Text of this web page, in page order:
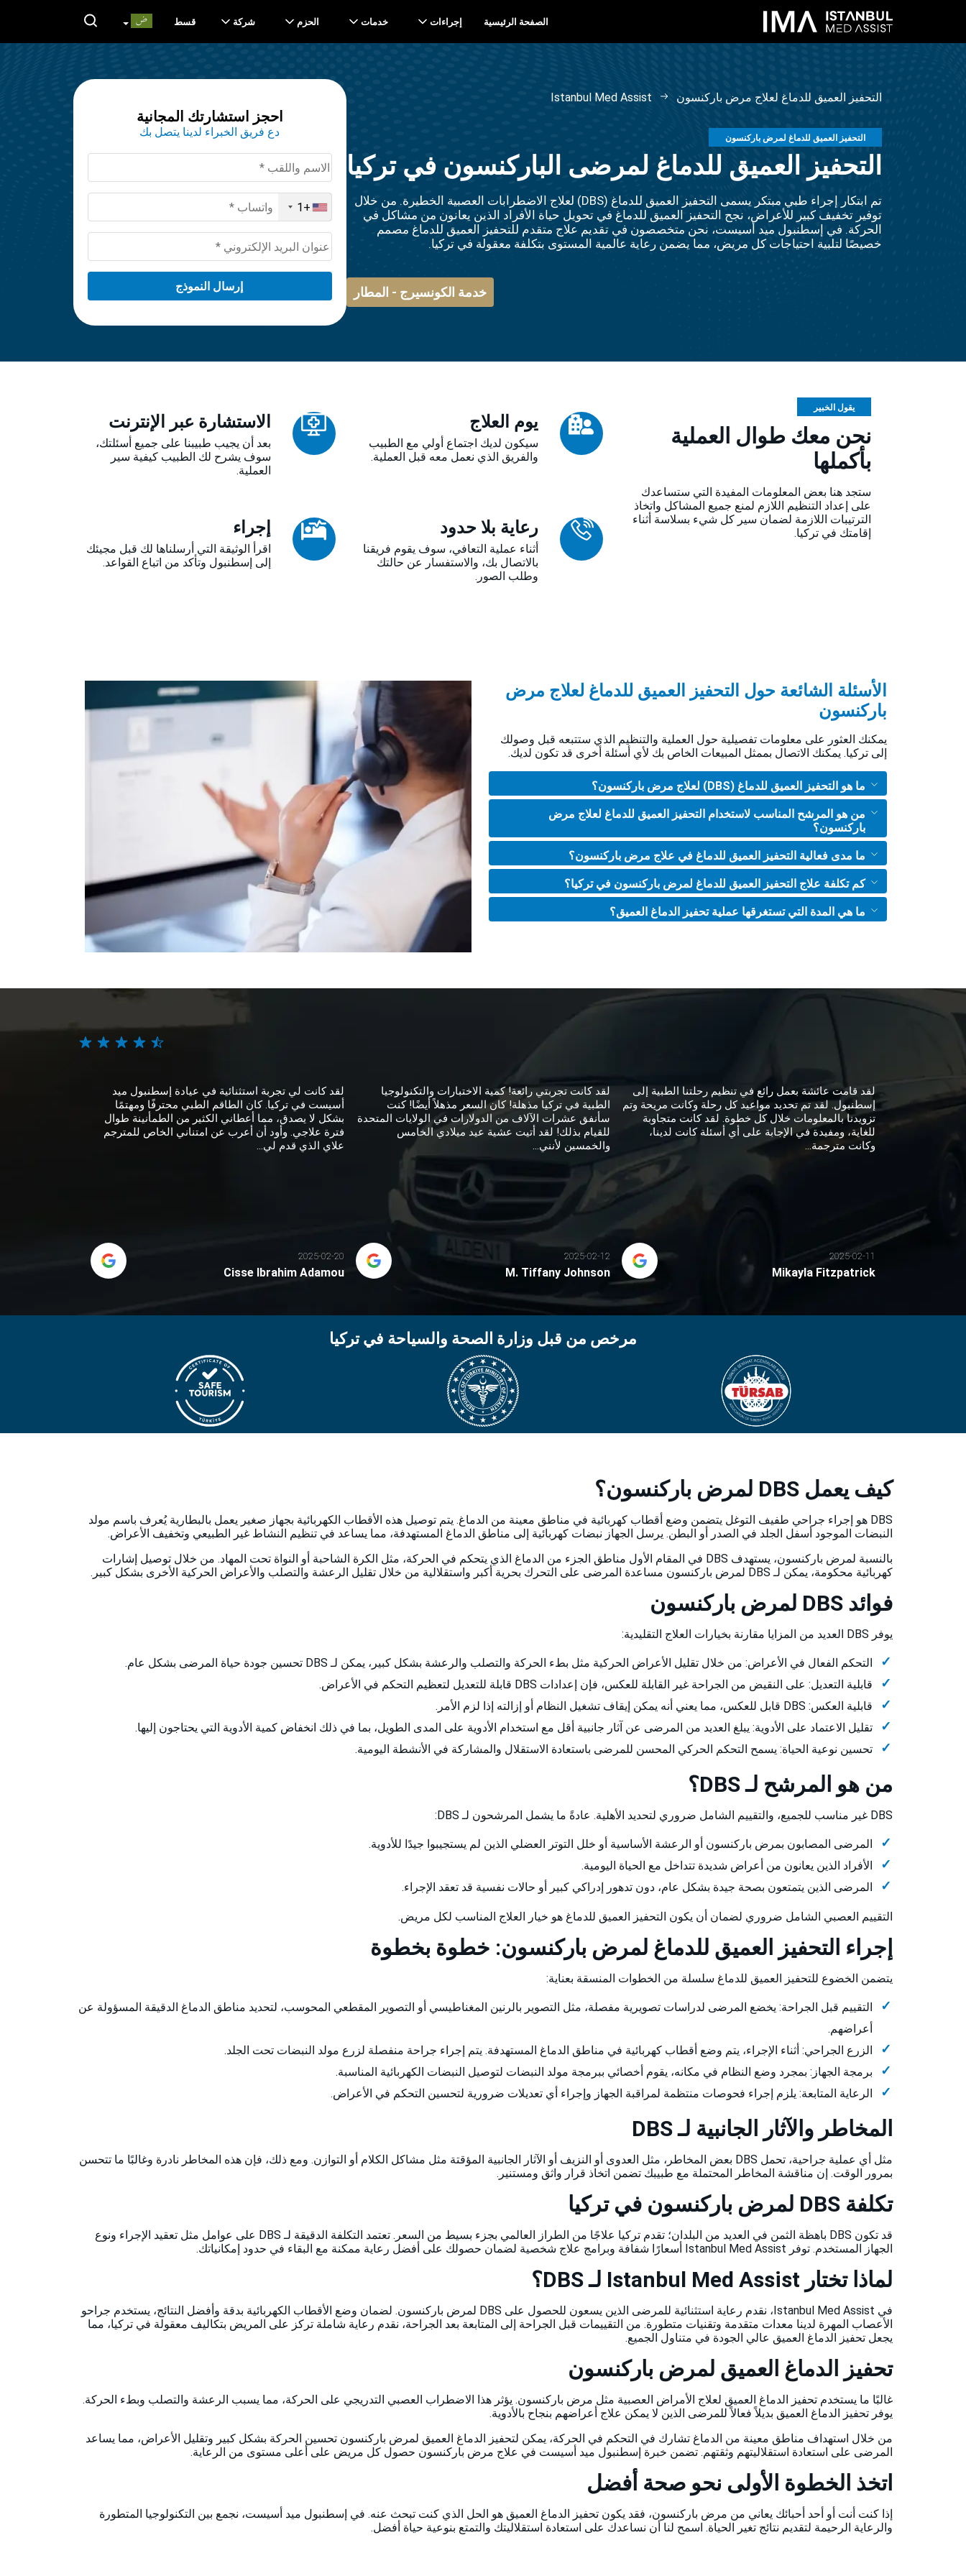
الصفحة الرئيسية إجراءات خدمات الحزم شركة قسط
Istanbul Med Assist التحفيز العميق للدماغ لعلاج مرض باركنسون
التحفيز العميق للدماغ لمرض باركنسون
التحفيز العميق للدماغ لمرضى الباركنسون في تركيا
تم ابتكار إجراء طبي مبتكر يسمى التحفيز العميق للدماغ (DBS) لعلاج الاضطرابات العصبية الخطيرة. من خلال
توفير تخفيف كبير للأعراض، نجح التحفيز العميق للدماغ في تحويل حياة الأفراد الذين يعانون من مشاكل في
الحركة. في إسطنبول ميد أسيست، نحن متخصصون في تقديم علاج متقدم للتحفيز العميق للدماغ مصمم
خصيصًا لتلبية احتياجات كل مريض، مما يضمن رعاية عالمية المستوى بتكلفة معقولة في تركيا.
خدمة الكونسيرج - المطار
احجز استشارتك المجانية
دع فريق الخبراء لدينا يتصل بك
United
States
+1
+1
يقول الخبير
نحن معك طوال العملية
بأكملها
ستجد هنا بعض المعلومات المفيدة التي ستساعدك
على إعداد التنظيم اللازم لمنع جميع المشاكل واتخاذ
الترتيبات اللازمة لضمان سير كل شيء بسلاسة أثناء
إقامتك في تركيا.
الاستشارة عبر الإنترنت
بعد أن يجيب طبيبنا على جميع أسئلتك،
سوف يشرح لك الطبيب كيفية سير
العملية.
يوم العلاج
سيكون لديك اجتماع أولي مع الطبيب
والفريق الذي نعمل معه قبل العملية.
إجراء
اقرأ الوثيقة التي أرسلناها لك قبل مجيئك
إلى إسطنبول وتأكد من اتباع القواعد.
رعاية بلا حدود
أثناء عملية التعافي، سوف يقوم فريقنا
بالاتصال بك، والاستفسار عن حالتك
وطلب الصور.
الأسئلة الشائعة حول التحفيز العميق للدماغ لعلاج مرض
باركنسون
يمكنك العثور على معلومات تفصيلية حول العملية والتنظيم الذي ستتبعه قبل وصولك
إلى تركيا. يمكنك الاتصال بممثل المبيعات الخاص بك لأي أسئلة أخرى قد تكون لديك.
ما هو التحفيز العميق للدماغ (DBS) لعلاج مرض باركنسون؟
من هو المرشح المناسب لاستخدام التحفيز العميق للدماغ لعلاج مرض
باركنسون؟
ما مدى فعالية التحفيز العميق للدماغ في علاج مرض باركنسون؟
كم تكلفة علاج التحفيز العميق للدماغ لمرض باركنسون في تركيا؟
ما هي المدة التي تستغرقها عملية تحفيز الدماغ العميق؟
لقد كانت لي تجربة استثنائية في عيادة إسطنبول ميد
أسيست في تركيا. كان الطاقم الطبي محترفًا ومهتمًا
بشكل لا يصدق، مما أعطاني الكثير من الطمأنينة طوال
فترة علاجي. وأود أن أعرب عن امتناني الخاص للمترجم
علاي الذي قدم لي...
2025-02-20
Cisse Ibrahim Adamou
لقد كانت تجربتي رائعة! كمية الاختبارات والتكنولوجيا
الطبية في تركيا مذهلة! كان السعر مذهلاً أيضًا! كنت
سأنفق عشرات الآلاف من الدولارات في الولايات المتحدة
للقيام بذلك! لقد أتيت عشية عيد ميلادي الخامس
والخمسين لأنني...
2025-02-12
M. Tiffany Johnson
لقد قامت عائشة بعمل رائع في تنظيم رحلتنا الطبية إلى
إسطنبول. لقد تم تحديد مواعيد كل رحلة وكانت مريحة وتم
تزويدنا بالمعلومات خلال كل خطوة. لقد كانت متجاوبة
للغاية، ومفيدة في الإجابة على أي أسئلة كانت لدينا،
وكانت مترجمة...
2025-02-11
Mikayla Fitzpatrick
مرخص من قبل وزارة الصحة والسياحة في تركيا
كيف يعمل DBS لمرض باركنسون؟
DBS هو إجراء جراحي طفيف التوغل يتضمن وضع أقطاب كهربائية في مناطق معينة من الدماغ. يتم توصيل هذه الأقطاب الكهربائية بجهاز صغير يعمل بالبطارية يُعرف باسم مولد
النبضات الموجود أسفل الجلد في الصدر أو البطن. يرسل الجهاز نبضات كهربائية إلى مناطق الدماغ المستهدفة، مما يساعد في تنظيم النشاط غير الطبيعي وتخفيف الأعراض.
بالنسبة لمرض باركنسون، يستهدف DBS في المقام الأول مناطق الجزء من الدماغ الذي يتحكم في الحركة، مثل الكرة الشاحبة أو النواة تحت المهاد. من خلال توصيل إشارات
كهربائية محكومة، يمكن لـ DBS لمرض باركنسون مساعدة المرضى على التحرك بحرية أكبر واستقلالية من خلال تقليل الرعشة والتصلب والأعراض الحركية الأخرى بشكل كبير.
فوائد DBS لمرض باركنسون
يوفر DBS العديد من المزايا مقارنة بخيارات العلاج التقليدية:
التحكم الفعال في الأعراض: من خلال تقليل الأعراض الحركية مثل بطء الحركة والتصلب والرعشة بشكل كبير، يمكن لـ DBS تحسين جودة حياة المرضى بشكل عام.
قابلية التعديل: على النقيض من الجراحة غير القابلة للعكس، فإن إعدادات DBS قابلة للتعديل لتعظيم التحكم في الأعراض.
قابلية العكس: DBS قابل للعكس، مما يعني أنه يمكن إيقاف تشغيل النظام أو إزالته إذا لزم الأمر.
تقليل الاعتماد على الأدوية: يبلغ العديد من المرضى عن آثار جانبية أقل مع استخدام الأدوية على المدى الطويل، بما في ذلك انخفاض كمية الأدوية التي يحتاجون إليها.
تحسين نوعية الحياة: يسمح التحكم الحركي المحسن للمرضى باستعادة الاستقلال والمشاركة في الأنشطة اليومية.
من هو المرشح لـ DBS؟
DBS غير مناسب للجميع، والتقييم الشامل ضروري لتحديد الأهلية. عادةً ما يشمل المرشحون لـ DBS:
المرضى المصابون بمرض باركنسون أو الرعشة الأساسية أو خلل التوتر العضلي الذين لم يستجيبوا جيدًا للأدوية.
الأفراد الذين يعانون من أعراض شديدة تتداخل مع الحياة اليومية.
المرضى الذين يتمتعون بصحة جيدة بشكل عام، دون تدهور إدراكي كبير أو حالات نفسية قد تعقد الإجراء.
التقييم العصبي الشامل ضروري لضمان أن يكون التحفيز العميق للدماغ هو خيار العلاج المناسب لكل مريض.
إجراء التحفيز العميق للدماغ لمرض باركنسون: خطوة بخطوة
يتضمن الخضوع للتحفيز العميق للدماغ سلسلة من الخطوات المنسقة بعناية:
التقييم قبل الجراحة: يخضع المرضى لدراسات تصويرية مفصلة، ​​مثل التصوير بالرنين المغناطيسي أو التصوير المقطعي المحوسب، لتحديد مناطق الدماغ الدقيقة المسؤولة عن
أعراضهم.
الزرع الجراحي: أثناء الإجراء، يتم وضع أقطاب كهربائية في مناطق الدماغ المستهدفة. يتم إجراء جراحة منفصلة لزرع مولد النبضات تحت الجلد.
برمجة الجهاز: بمجرد وضع النظام في مكانه، يقوم أخصائي ببرمجة مولد النبضات لتوصيل النبضات الكهربائية المناسبة.
الرعاية المتابعة: يلزم إجراء فحوصات منتظمة لمراقبة الجهاز وإجراء أي تعديلات ضرورية لتحسين التحكم في الأعراض.
المخاطر والآثار الجانبية لـ DBS
مثل أي عملية جراحية، تحمل DBS بعض المخاطر، مثل العدوى أو النزيف أو الآثار الجانبية المؤقتة مثل مشاكل الكلام أو التوازن. ومع ذلك، فإن هذه المخاطر نادرة وغالبًا ما تتحسن
بمرور الوقت. إن مناقشة المخاطر المحتملة مع طبيبك تضمن اتخاذ قرار واثق ومستنير.
تكلفة DBS لمرض باركنسون في تركيا
قد تكون DBS باهظة الثمن في العديد من البلدان؛ تقدم تركيا علاجًا من الطراز العالمي بجزء بسيط من السعر. تعتمد التكلفة الدقيقة لـ DBS على عوامل مثل تعقيد الإجراء ونوع
الجهاز المستخدم. توفر Istanbul Med Assist أسعارًا شفافة وبرامج علاج شخصية لضمان حصولك على أفضل رعاية ممكنة مع البقاء في حدود إمكانياتك.
لماذا تختار Istanbul Med Assist لـ DBS؟
في Istanbul Med Assist، نقدم رعاية استثنائية للمرضى الذين يسعون للحصول على DBS لمرض باركنسون. لضمان وضع الأقطاب الكهربائية بدقة وأفضل النتائج، يستخدم جراحو
الأعصاب المهرة لدينا معدات متقدمة وتقنيات متطورة. من التقييمات قبل الجراحة إلى المتابعة بعد الجراحة، نقدم رعاية شاملة تركز على المريض بتكاليف معقولة في تركيا، مما
يجعل تحفيز الدماغ العميق عالي الجودة في متناول الجميع.
تحفيز الدماغ العميق لمرض باركنسون
غالبًا ما يستخدم تحفيز الدماغ العميق لعلاج الأمراض العصبية مثل مرض باركنسون. يؤثر هذا الاضطراب العصبي التدريجي على الحركة، مما يسبب الرعشة والتصلب وبطء الحركة.
يوفر تحفيز الدماغ العميق بديلاً فعالاً للمرضى الذين لا يمكن علاج أعراضهم بنجاح بالأدوية.
من خلال استهداف مناطق معينة من الدماغ تشارك في التحكم في الحركة، يمكن لتحفيز الدماغ العميق لمرض باركنسون تحسين الحركة بشكل كبير وتقليل الأعراض، مما يساعد
المرضى على استعادة استقلاليتهم وثقتهم. تضمن خبرة إسطنبول ميد أسيست في علاج مرض باركنسون حصول كل مريض على أعلى مستوى من الرعاية.
اتخذ الخطوة الأولى نحو صحة أفضل
إذا كنت أنت أو أحد أحبائك يعاني من مرض باركنسون، فقد يكون تحفيز الدماغ العميق هو الحل الذي كنت تبحث عنه. في إسطنبول ميد أسيست، نجمع بين التكنولوجيا المتطورة
والرعاية الرحيمة لتقديم نتائج تغير الحياة. اسمح لنا أن نساعدك على استعادة استقلاليتك والتمتع بنوعية حياة أفضل.